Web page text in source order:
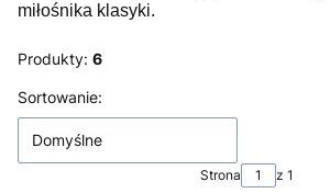
miłośnika klasyki.
Produkty: 6
Lista produktów
Sortowanie:
Domyślne
Strona z 1